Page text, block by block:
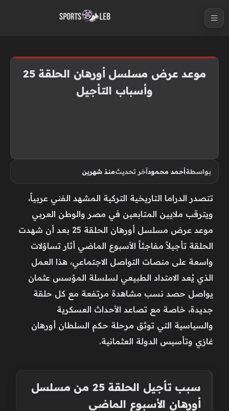
موعد عرض مسلسل أورهان الحلقة 25
وأسباب التأجيل
بواسطةأحمد محمودآخر تحديثمنذ شهرين
تتصدر الدراما التاريخية التركية المشهد الفني عربياً،
ويترقب ملايين المتابعين في مصر والوطن العربي
موعد عرض مسلسل أورهان الحلقة 25 بعد أن شهدت
الحلقة تأجيلاً مفاجئاً الأسبوع الماضي أثار تساؤلات
واسعة على منصات التواصل الاجتماعي، هذا العمل
الذي يُعد الامتداد الطبيعي لسلسلة المؤسس عثمان
يواصل حصد نسب مشاهدة مرتفعة مع كل حلقة
جديدة، خاصة مع تصاعد الأحداث العسكرية
والسياسية التي توثق مرحلة حكم السلطان أورهان
غازي وتأسيس الدولة العثمانية.
سبب تأجيل الحلقة 25 من مسلسل
أورهان الأسبوع الماضي